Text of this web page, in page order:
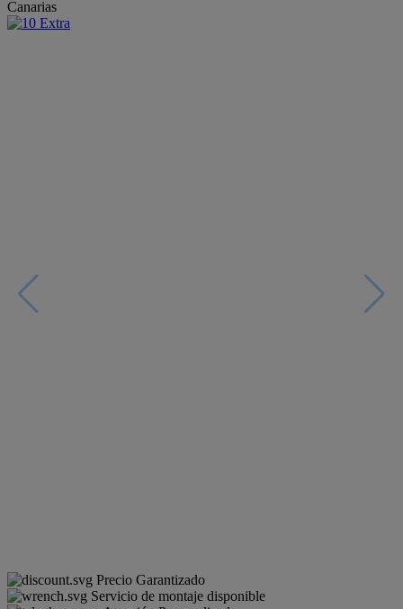
Canarias
Precio Garantizado
Servicio de montaje disponible